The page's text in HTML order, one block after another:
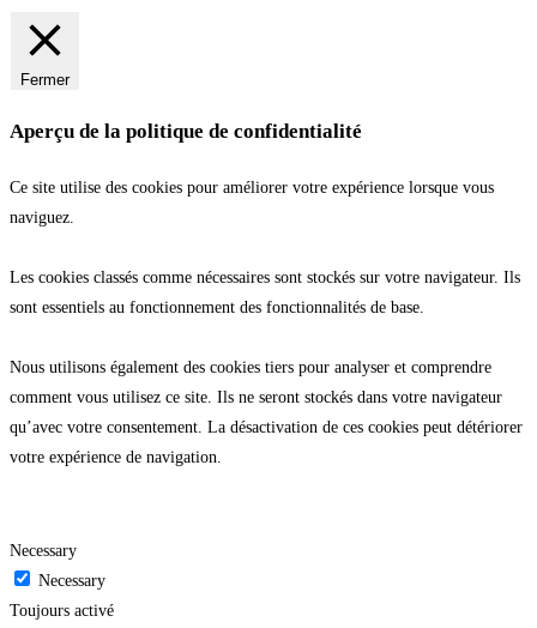
Fermer
Aperçu de la politique de confidentialité
Ce site utilise des cookies pour améliorer votre expérience lorsque vous
naviguez.
Les cookies classés comme nécessaires sont stockés sur votre navigateur. Ils
sont essentiels au fonctionnement des fonctionnalités de base.
Nous utilisons également des cookies tiers pour analyser et comprendre
comment vous utilisez ce site. Ils ne seront stockés dans votre navigateur
qu’avec votre consentement. La désactivation de ces cookies peut détériorer
votre expérience de navigation.
Necessary
Necessary
Toujours activé